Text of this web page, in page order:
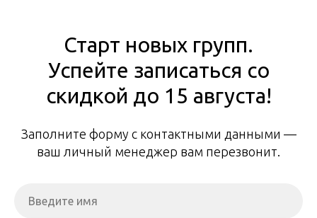
Старт новых групп.
Успейте записаться со
скидкой до 15 августа!
Заполните форму с контактными данными —
ваш личный менеджер вам перезвонит.